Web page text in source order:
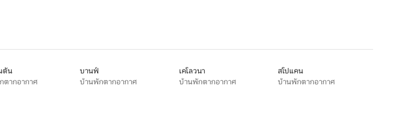
ตัน
ตากอากาศ
บานฟ์
บ้านพักตากอากาศ
เคโลวนา
บ้านพักตากอากาศ
สโปแคน
บ้านพักตากอากาศ